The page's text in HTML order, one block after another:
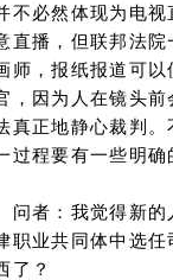
不必然体现为电
直播，但联邦法
师，报纸报道可
，因为人在镜头
真正地静心裁判
过程要有一些明确
者：我觉得新的人
职业共同体中选
了？